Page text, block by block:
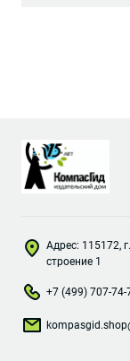
Адрес: 115172,
строение 1
+7 (499) 707-74-